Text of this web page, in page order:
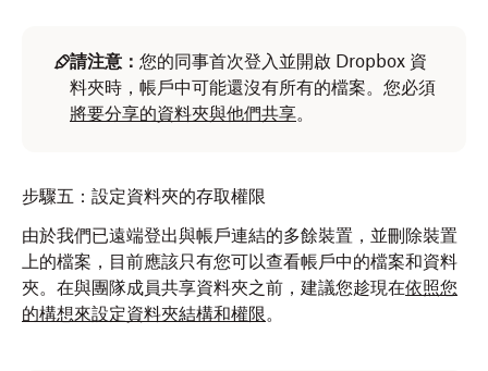
請注意： 您的同事首次登入並開啟 Dropbox 資
料夾時，帳戶中可能還沒有所有的檔案。您必須
將要分享的資料夾與他們共享。
步驟五：設定資料夾的存取權限
由於我們已遠端登出與帳戶連結的多餘裝置，並刪除裝置
上的檔案，目前應該只有您可以查看帳戶中的檔案和資料
夾。在與團隊成員共享資料夾之前，建議您趁現在依照您
的構想來設定資料夾結構和權限。